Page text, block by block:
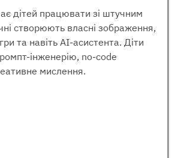
дітей працювати зі штучним
створюють власні зображення,
та навіть AI-асистента. Діти
інженерію, no-code
мислення.